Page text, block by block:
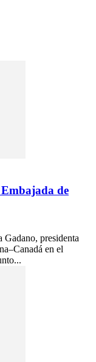
de
Gadano, presidenta
en el